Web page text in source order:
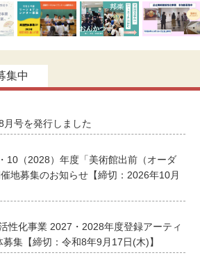
集中
月号を発行しました
10（2028）年度「美術館出前（オーダ
地募集のお知らせ【締切：2026年10月
性化事業 2027・2028年度登録アーティ
集【締切：令和8年9月17日(木)】